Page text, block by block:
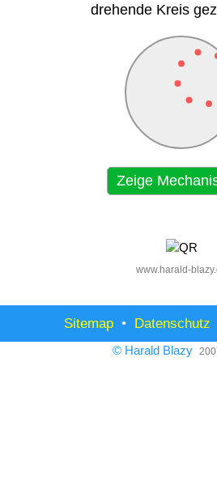
drehende Kreis
Zeige
www.harald-
Sitemap• Datenschutz
© Harald Blazy